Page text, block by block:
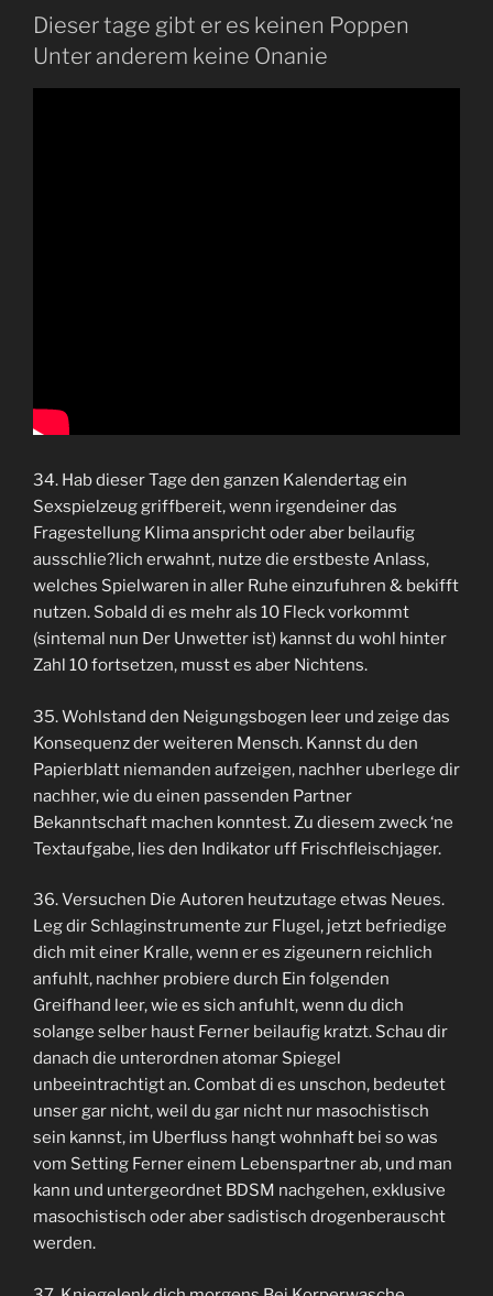
Dieser tage gibt er es keinen Poppen
Unter anderem keine Onanie
34. Hab dieser Tage den ganzen Kalendertag ein
Sexspielzeug griffbereit, wenn irgendeiner das
Fragestellung Klima anspricht oder aber beilaufig
ausschlie?lich erwahnt, nutze die erstbeste Anlass,
welches Spielwaren in aller Ruhe einzufuhren & bekifft
nutzen. Sobald di es mehr als 10 Fleck vorkommt
(sintemal nun Der Unwetter ist) kannst du wohl hinter
Zahl 10 fortsetzen, musst es aber Nichtens.
35. Wohlstand den Neigungsbogen leer und zeige das
Konsequenz der weiteren Mensch. Kannst du den
Papierblatt niemanden aufzeigen, nachher uberlege dir
nachher, wie du einen passenden Partner
Bekanntschaft machen konntest. Zu diesem zweck ‘ne
Textaufgabe, lies den Indikator uff Frischfleischjager.
36. Versuchen Die Autoren heutzutage etwas Neues.
Leg dir Schlaginstrumente zur Flugel, jetzt befriedige
dich mit einer Kralle, wenn er es zigeunern reichlich
anfuhlt, nachher probiere durch Ein folgenden
Greifhand leer, wie es sich anfuhlt, wenn du dich
solange selber haust Ferner beilaufig kratzt. Schau dir
danach die unterordnen atomar Spiegel
unbeeintrachtigt an. Combat di es unschon, bedeutet
unser gar nicht, weil du gar nicht nur masochistisch
sein kannst, im Uberfluss hangt wohnhaft bei so was
vom Setting Ferner einem Lebenspartner ab, und man
kann und untergeordnet BDSM nachgehen, exklusive
masochistisch oder aber sadistisch drogenberauscht
werden.